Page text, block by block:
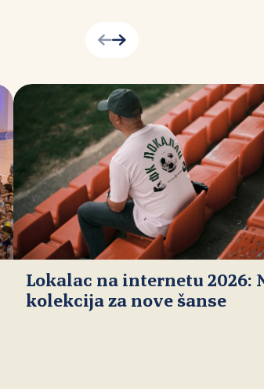
Lokalac na internetu 2026:
kolekcija za nove šanse